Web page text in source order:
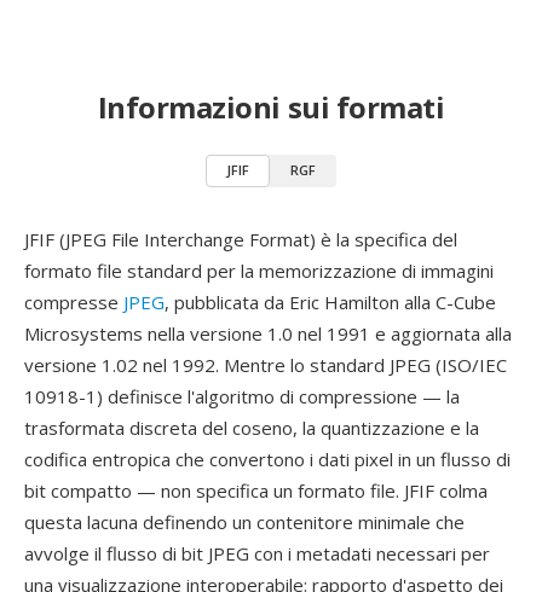
Informazioni sui formati
JFIF RGF
JFIF (JPEG File Interchange Format) è la specifica del
formato file standard per la memorizzazione di immagini
compresse JPEG, pubblicata da Eric Hamilton alla C-Cube
Microsystems nella versione 1.0 nel 1991 e aggiornata alla
versione 1.02 nel 1992. Mentre lo standard JPEG (ISO/IEC
10918-1) definisce l'algoritmo di compressione — la
trasformata discreta del coseno, la quantizzazione e la
codifica entropica che convertono i dati pixel in un flusso di
bit compatto — non specifica un formato file. JFIF colma
questa lacuna definendo un contenitore minimale che
avvolge il flusso di bit JPEG con i metadati necessari per
una visualizzazione interoperabile: rapporto d'aspetto dei